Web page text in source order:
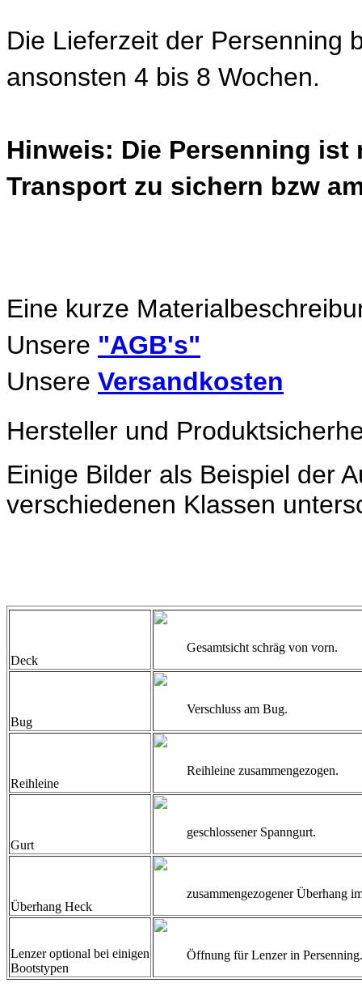
Die Lieferzeit der Persenning
ansonsten 4 bis 8 Wochen.
Hinweis: Die Persenning
Transport zu sichern bzw
Eine kurze
Unsere "AGB's"
Unsere Versandkosten
Hersteller und
Einige Bilder als Beispiel der
verschiedenen Klassen
Deck
Gesamtsicht schräg von vorn.
Bug
Verschluss am Bug.
Reihleine
Reihleine zusammengezogen.
Gurt
geschlossener Spanngurt.
Überhang Heck
zusammengezogener Überhang
Lenzer optional bei einigen
Bootstypen
Öffnung für Lenzer in Persenning.